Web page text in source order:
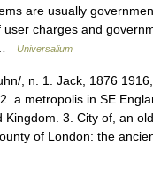
are usually
charges and
Universalium
, n. 1. Jack, 1876
a metropolis in SE
Kingdom. 3. City of, an
of London: the